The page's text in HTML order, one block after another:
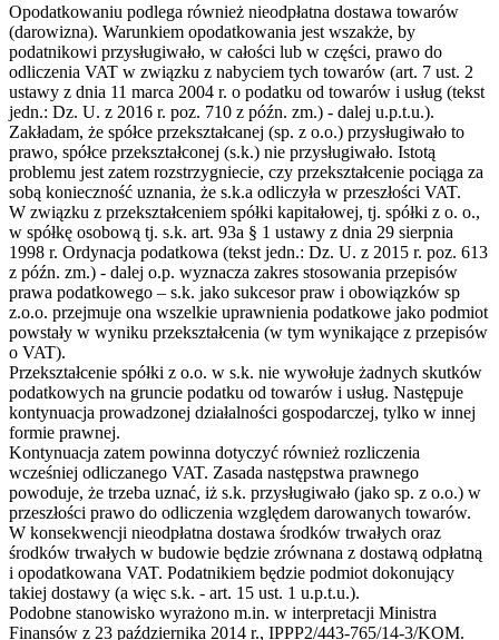
Opodatkowaniu podlega również nieodpłatna dostawa towarów
(darowizna). Warunkiem opodatkowania jest wszakże, by
podatnikowi przysługiwało, w całości lub w części, prawo do
odliczenia VAT w związku z nabyciem tych towarów (art. 7 ust. 2
ustawy z dnia 11 marca 2004 r. o podatku od towarów i usług (tekst
jedn.: Dz. U. z 2016 r. poz. 710 z późn. zm.) - dalej u.p.t.u.).
Zakładam, że spółce przekształcanej (sp. z o.o.) przysługiwało to
prawo, spółce przekształconej (s.k.) nie przysługiwało. Istotą
problemu jest zatem rozstrzygniecie, czy przekształcenie pociąga za
sobą konieczność uznania, że s.k.a odliczyła w przeszłości VAT.
W związku z przekształceniem spółki kapitałowej, tj. spółki z o. o.,
w spółkę osobową tj. s.k. art. 93a § 1 ustawy z dnia 29 sierpnia
1998 r. Ordynacja podatkowa (tekst jedn.: Dz. U. z 2015 r. poz. 613
z późn. zm.) - dalej o.p. wyznacza zakres stosowania przepisów
prawa podatkowego – s.k. jako sukcesor praw i obowiązków sp
z.o.o. przejmuje ona wszelkie uprawnienia podatkowe jako podmiot
powstały w wyniku przekształcenia (w tym wynikające z przepisów
o VAT).
Przekształcenie spółki z o.o. w s.k. nie wywołuje żadnych skutków
podatkowych na gruncie podatku od towarów i usług. Następuje
kontynuacja prowadzonej działalności gospodarczej, tylko w innej
formie prawnej.
Kontynuacja zatem powinna dotyczyć również rozliczenia
wcześniej odliczanego VAT. Zasada następstwa prawnego
powoduje, że trzeba uznać, iż s.k. przysługiwało (jako sp. z o.o.) w
przeszłości prawo do odliczenia względem darowanych towarów.
W konsekwencji nieodpłatna dostawa środków trwałych oraz
środków trwałych w budowie będzie zrównana z dostawą odpłatną
i opodatkowana VAT. Podatnikiem będzie podmiot dokonujący
takiej dostawy (a więc s.k. - art. 15 ust. 1 u.p.t.u.).
Podobne stanowisko wyrażono m.in. w interpretacji Ministra
Finansów z 23 października 2014 r., IPPP2/443-765/14-3/KOM.